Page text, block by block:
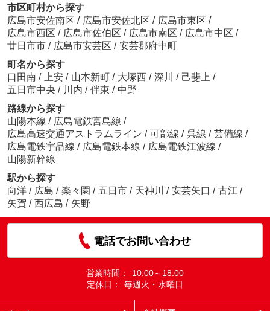
市区町村から探す
広島市安佐南区 / 広島市安佐北区 / 広島市東区 /
広島市西区 / 広島市佐伯区 / 広島市南区 / 広島市中区 /
廿日市市 / 広島市安芸区 / 安芸郡府中町
町名から探す
口田南 / 上安 / 山本新町 / 大塚西 / 深川 / 己斐上 /
五日市中央 / 川内 / 伴東 / 中野
路線から探す
山陽本線 / 広島電鉄宮島線 /
広島高速交通アストラムライン / 可部線 / 呉線 / 芸備線 /
広島電鉄宇品線 / 広島電鉄本線 / 広島電鉄江波線 /
山陽新幹線
駅から探す
向洋 / 広島 / 楽々園 / 五日市 / 天神川 / 安芸矢口 / 古江 /
矢賀 / 西広島 / 矢野
電話でお問い合わせ
営業時間：
10:00～18:00
定休日：
毎週火・水曜日